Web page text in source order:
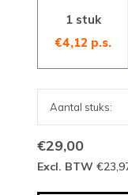
1 stuk
€4,12 p.s.
€29,00
Excl. BTW